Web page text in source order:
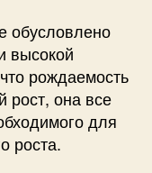
обусловлено
высокой
рождаемость
рост, она все
для
роста.